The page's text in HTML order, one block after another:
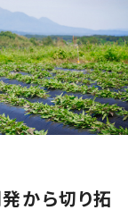
から切り拓